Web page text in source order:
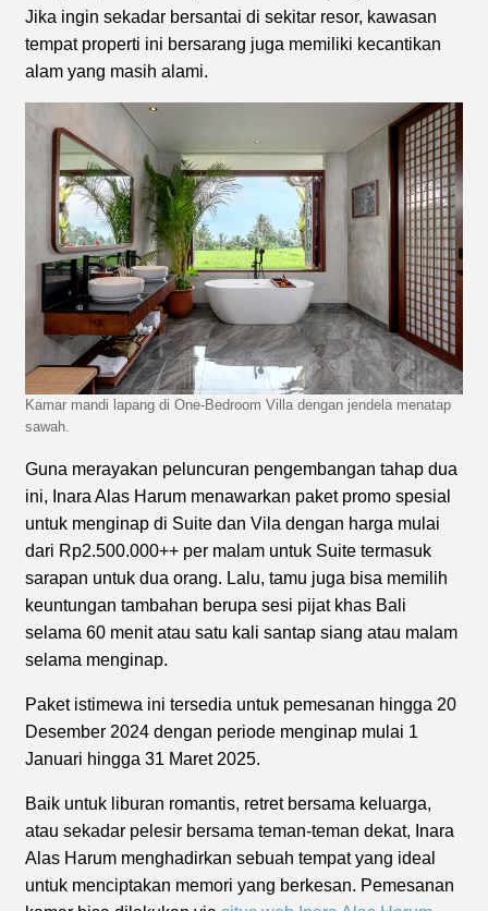
Jika ingin sekadar bersantai di sekitar resor, kawasan
tempat properti ini bersarang juga memiliki kecantikan
alam yang masih alami.
Kamar mandi lapang di One-Bedroom Villa dengan jendela menatap
sawah.
Guna merayakan peluncuran pengembangan tahap dua
ini, Inara Alas Harum menawarkan paket promo spesial
untuk menginap di Suite dan Vila dengan harga mulai
dari Rp2.500.000++ per malam untuk Suite termasuk
sarapan untuk dua orang. Lalu, tamu juga bisa memilih
keuntungan tambahan berupa sesi pijat khas Bali
selama 60 menit atau satu kali santap siang atau malam
selama menginap.
Paket istimewa ini tersedia untuk pemesanan hingga 20
Desember 2024 dengan periode menginap mulai 1
Januari hingga 31 Maret 2025.
Baik untuk liburan romantis, retret bersama keluarga,
atau sekadar pelesir bersama teman-teman dekat, Inara
Alas Harum menghadirkan sebuah tempat yang ideal
untuk menciptakan memori yang berkesan. Pemesanan